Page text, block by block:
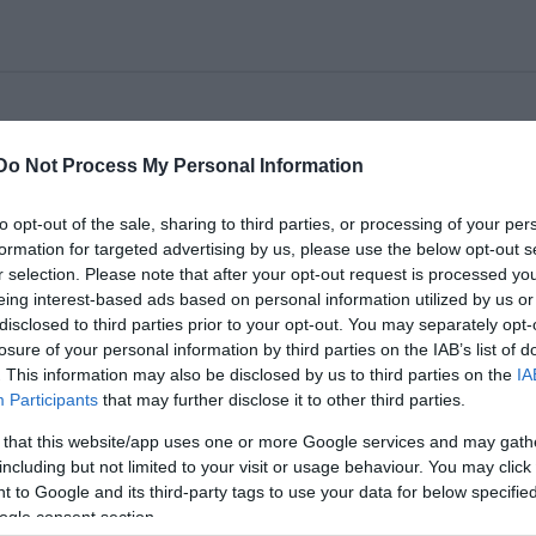
Not Process My Personal Information
opt-out of the sale, sharing to third parties, or processing of your
for targeted advertising by us, please use the below opt-out
selection. Please note that after your opt-out request is processed
interest-based ads based on personal information utilized by us
to third parties prior to your opt-out. You may separately
of your personal information by third parties on the IAB’s list of
This information may also be disclosed by us to third parties on the
Participants that may further disclose it to other third parties.
that this website/app uses one or more Google services and may
but not limited to your visit or usage behaviour. You may
to Google and its third-party tags to use your data for below
consent section.
munkakörökbe várja a
személy, minimum középfokú végzettség;
személy.
Nosz Botond fővilágosítónál kaphatóak.
részletes tájékoztatást Miklós Irén